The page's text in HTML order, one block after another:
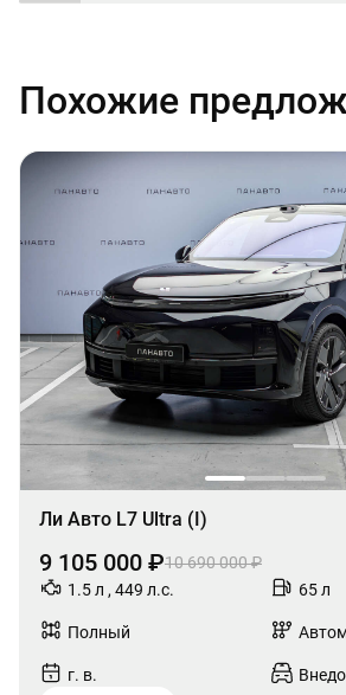
Похожие
Ли Авто L7 Ultra (I)
9 105 000 ₽10 690 000 ₽
1.5 л , 449 л.с.
65 л
Полный
г. в.